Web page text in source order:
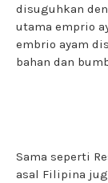
disuguhkan
utama emprio
embrio ayam
bahan dan
Sama seperti
asal Filipina